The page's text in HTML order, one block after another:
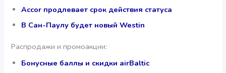
Accor продлевает срок действия статуса
В Сан-Паулу будет новый Westin
Распродажи и промоакции:
Бонусные баллы и скидки airBaltic